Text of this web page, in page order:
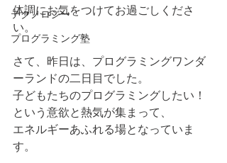
テクノロジー
プログラミング塾
体調にお気をつけてお過ごしくださ
い。
さて、昨日は、プログラミングワンダ
ーランドの二日目でした。
子どもたちのプログラミングしたい！
という意欲と熱気が集まって、
エネルギーあふれる場となっていま
す。